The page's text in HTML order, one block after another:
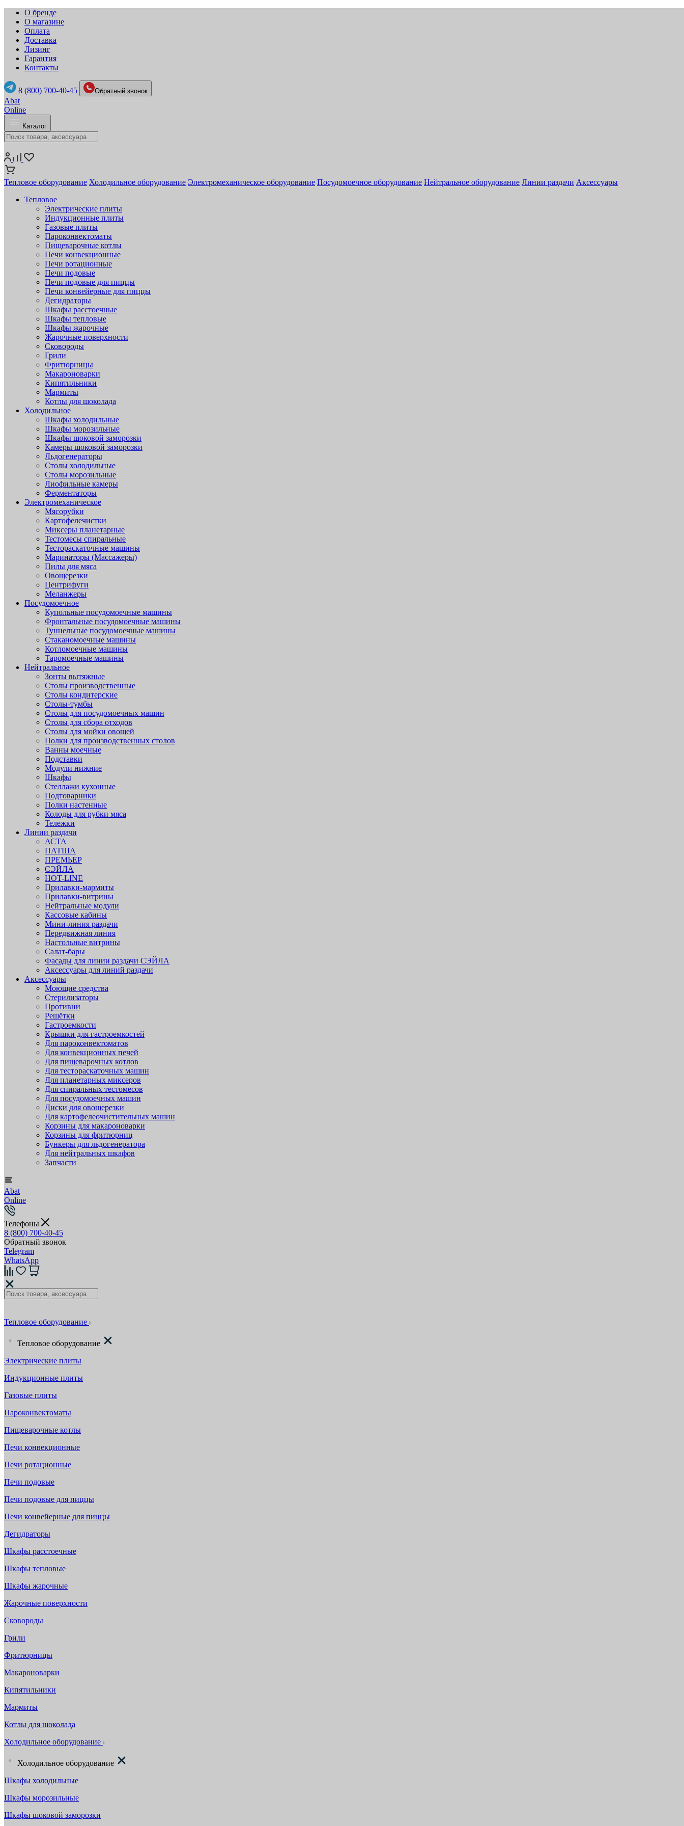
О бренде
О магазине
Оплата
Доставка
Лизинг
Гарантия
Контакты
8 (800) 700-40-45 Обратный звонок
Abat
Online
Каталог
Тепловое оборудование Холодильное оборудование Электромеханическое оборудование Посудомоечное оборудование Нейтральное оборудование Линии раздачи Аксессуары
Тепловое
Электрические плиты
Индукционные плиты
Газовые плиты
Пароконвектоматы
Пищеварочные котлы
Печи конвекционные
Печи ротационные
Печи подовые
Печи подовые для пиццы
Печи конвейерные для пиццы
Дегидраторы
Шкафы расстоечные
Шкафы тепловые
Шкафы жарочные
Жарочные поверхности
Сковороды
Грили
Фритюрницы
Макароноварки
Кипятильники
Мармиты
Котлы для шоколада
Холодильное
Шкафы холодильные
Шкафы морозильные
Шкафы шоковой заморозки
Камеры шоковой заморозки
Льдогенераторы
Столы холодильные
Столы морозильные
Лиофильные камеры
Ферментаторы
Электромеханическое
Мясорубки
Картофелечистки
Миксеры планетарные
Тестомесы спиральные
Тестораскаточные машины
Маринаторы (Массажеры)
Пилы для мяса
Овощерезки
Центрифуги
Меланжеры
Посудомоечное
Купольные посудомоечные машины
Фронтальные посудомоечные машины
Туннельные посудомоечные машины
Стаканомоечные машины
Котломоечные машины
Таромоечные машины
Нейтральное
Зонты вытяжные
Столы производственные
Столы кондитерские
Столы-тумбы
Столы для посудомоечных машин
Столы для сбора отходов
Столы для мойки овощей
Полки для производственных столов
Ванны моечные
Подставки
Модули нижние
Шкафы
Стеллажи кухонные
Подтоварники
Полки настенные
Колоды для рубки мяса
Тележки
Линии раздачи
АСТА
ПАТША
ПРЕМЬЕР
СЭЙЛА
HOT-LINE
Прилавки-мармиты
Прилавки-витрины
Нейтральные модули
Кассовые кабины
Мини-линия раздачи
Передвижная линия
Настольные витрины
Салат-бары
Фасады для линии раздачи СЭЙЛА
Аксессуары для линий раздачи
Аксессуары
Моющие средства
Стерилизаторы
Противни
Решётки
Гастроемкости
Крышки для гастроемкостей
Для пароконвектоматов
Для конвекционных печей
Для пищеварочных котлов
Для тестораскаточных машин
Для планетарных миксеров
Для спиральных тестомесов
Для посудомоечных машин
Диски для овощерезки
Для картофелеочистительных машин
Корзины для макароноварки
Корзины для фритюрниц
Бункеры для льдогенератора
Для нейтральных шкафов
Запчасти
Abat
Online
Телефоны
8 (800) 700-40-45
Обратный звонок
Telegram
WhatsApp
Тепловое оборудование
Тепловое оборудование
Электрические плиты
Индукционные плиты
Газовые плиты
Пароконвектоматы
Пищеварочные котлы
Печи конвекционные
Печи ротационные
Печи подовые
Печи подовые для пиццы
Печи конвейерные для пиццы
Дегидраторы
Шкафы расстоечные
Шкафы тепловые
Шкафы жарочные
Жарочные поверхности
Сковороды
Грили
Фритюрницы
Макароноварки
Кипятильники
Мармиты
Котлы для шоколада
Холодильное оборудование
Холодильное оборудование
Шкафы холодильные
Шкафы морозильные
Шкафы шоковой заморозки